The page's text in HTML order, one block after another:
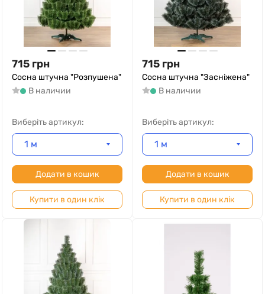
715 грн
Сосна штучна "Розпушена"
В наличии
Виберіть артикул:
1 м
Додати в кошик
Купити в один клік
715 грн
Сосна штучна "Засніжена"
В наличии
Виберіть артикул:
1 м
Додати в кошик
Купити в один клік